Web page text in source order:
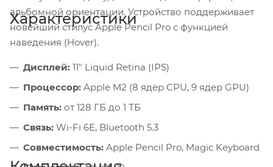
альбомной ориентации. Устройство поддерживает
новейший стилус Apple Pencil Pro с функцией
наведения (Hover).
Характеристики
Дисплей: 11" Liquid Retina (IPS)
Процессор: Apple M2 (8 ядер CPU, 9 ядер GPU)
Память: от 128 ГБ до 1 ТБ
Связь: Wi-Fi 6E, Bluetooth 5.3
Совместимость: Apple Pencil Pro, Magic Keyboard